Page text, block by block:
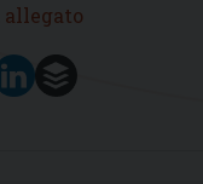
allegato